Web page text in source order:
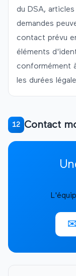
du DSA,
demandes
contact prévu
éléments
conformément
les durées
12 Contact
✉️